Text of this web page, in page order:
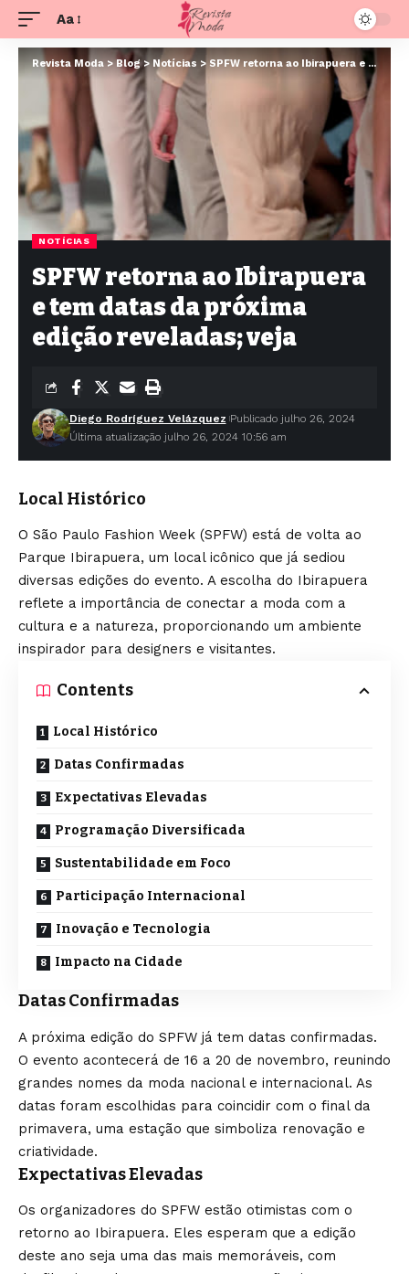
Aa
Revista Moda >Blog>Notícias >SPFW retorna ao Ibirapuera e tem datas da próxima edição reveladas; veja
NOTÍCIAS
SPFW retorna ao Ibirapuera
e tem datas da próxima
edição reveladas; veja
Última atualização julho 26, 2024 10:56 am
Diego Rodríguez Velázquez Publicado julho 26, 2024
Local Histórico
O São Paulo Fashion Week (SPFW) está de volta ao
Parque Ibirapuera, um local icônico que já sediou
diversas edições do evento. A escolha do Ibirapuera
reflete a importância de conectar a moda com a
cultura e a natureza, proporcionando um ambiente
inspirador para designers e visitantes.
Contents
Local Histórico
Datas Confirmadas
Expectativas Elevadas
Programação Diversificada
Sustentabilidade em Foco
Participação Internacional
Inovação e Tecnologia
Impacto na Cidade
Datas Confirmadas
A próxima edição do SPFW já tem datas confirmadas.
O evento acontecerá de 16 a 20 de novembro, reunindo
grandes nomes da moda nacional e internacional. As
datas foram escolhidas para coincidir com o final da
primavera, uma estação que simboliza renovação e
criatividade.
Expectativas Elevadas
Os organizadores do SPFW estão otimistas com o
retorno ao Ibirapuera. Eles esperam que a edição
deste ano seja uma das mais memoráveis, com